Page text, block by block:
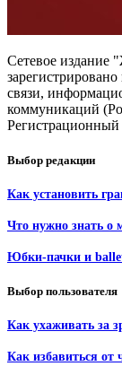
Сетевое издание
связи,
коммуникаций
Выбор редакции
Как установить
Что нужно знать о
Юбки‑пачки и
Выбор пользователя
Как ухаживать за
Как избавиться от